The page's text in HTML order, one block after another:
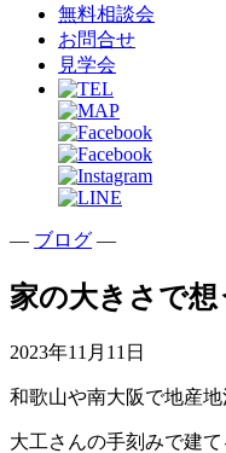
無料相談会
お問合せ
見学会
— ブログ —
家の大きさで想
2023年11月11日
和歌山や南大阪で地産地
大工さんの手刻みで建て